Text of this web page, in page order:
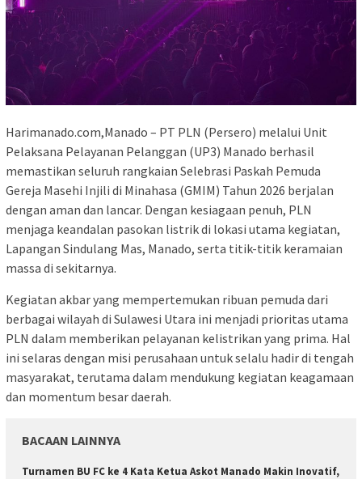
Harimanado.com,Manado – PT PLN (Persero) melalui Unit
Pelaksana Pelayanan Pelanggan (UP3) Manado berhasil
memastikan seluruh rangkaian Selebrasi Paskah Pemuda
Gereja Masehi Injili di Minahasa (GMIM) Tahun 2026 berjalan
dengan aman dan lancar. Dengan kesiagaan penuh, PLN
menjaga keandalan pasokan listrik di lokasi utama kegiatan,
Lapangan Sindulang Mas, Manado, serta titik-titik keramaian
massa di sekitarnya.
Kegiatan akbar yang mempertemukan ribuan pemuda dari
berbagai wilayah di Sulawesi Utara ini menjadi prioritas utama
PLN dalam memberikan pelayanan kelistrikan yang prima. Hal
ini selaras dengan misi perusahaan untuk selalu hadir di tengah
masyarakat, terutama dalam mendukung kegiatan keagamaan
dan momentum besar daerah.
BACAAN LAINNYA
Turnamen BU FC ke 4 Kata Ketua Askot Manado Makin Inovatif,